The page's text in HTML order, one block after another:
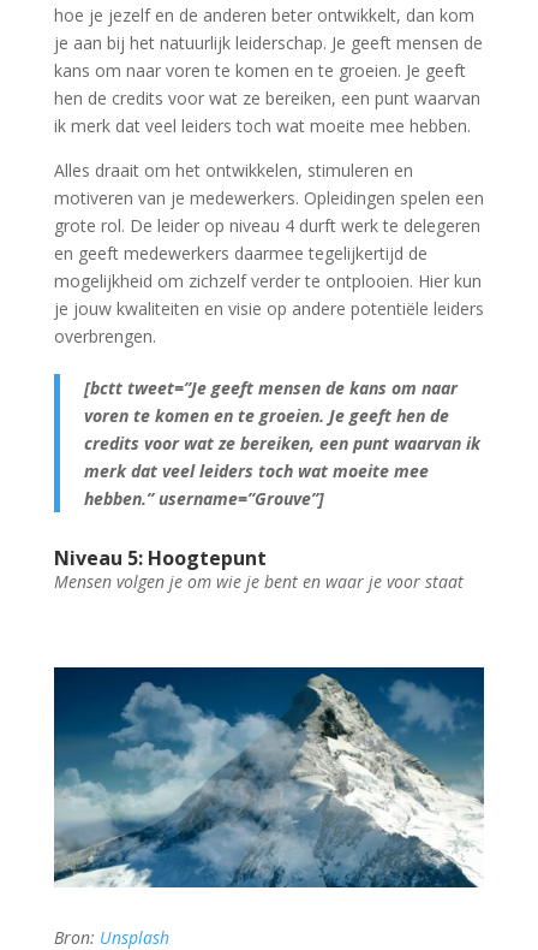
hoe je jezelf en de anderen beter ontwikkelt, dan kom
je aan bij het natuurlijk leiderschap. Je geeft mensen de
kans om naar voren te komen en te groeien. Je geeft
hen de credits voor wat ze bereiken, een punt waarvan
ik merk dat veel leiders toch wat moeite mee hebben.
Alles draait om het ontwikkelen, stimuleren en
motiveren van je medewerkers. Opleidingen spelen een
grote rol. De leider op niveau 4 durft werk te delegeren
en geeft medewerkers daarmee tegelijkertijd de
mogelijkheid om zichzelf verder te ontplooien. Hier kun
je jouw kwaliteiten en visie op andere potentiële leiders
overbrengen.
[bctt tweet=”Je geeft mensen de kans om naar
voren te komen en te groeien. Je geeft hen de
credits voor wat ze bereiken, een punt waarvan ik
merk dat veel leiders toch wat moeite mee
hebben.” username=”Grouve”]
Niveau 5: Hoogtepunt
Mensen volgen je om wie je bent en waar je voor staat
Bron: Unsplash